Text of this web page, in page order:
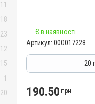
11
18
23
12
15
1
20
АВ-09424-01-20
Дерматологічні,
Антимікробні
Мазь
Є в наявності
Артикул: 000017228
20
190.50 грн